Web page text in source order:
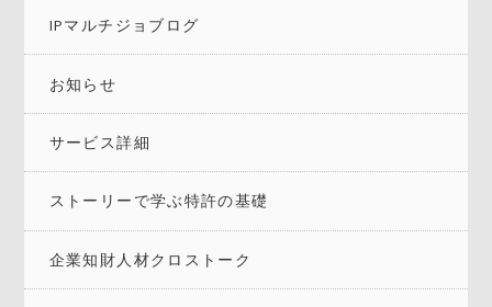
IPマルチジョブログ
お知らせ
サービス詳細
ストーリーで学ぶ特許の基礎
企業知財人材クロストーク